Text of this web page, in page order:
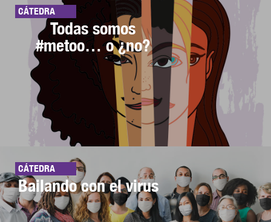
CÁTEDRA
Todas somos
#metoo… o ¿no?
CÁTEDRA
Bailando con el virus